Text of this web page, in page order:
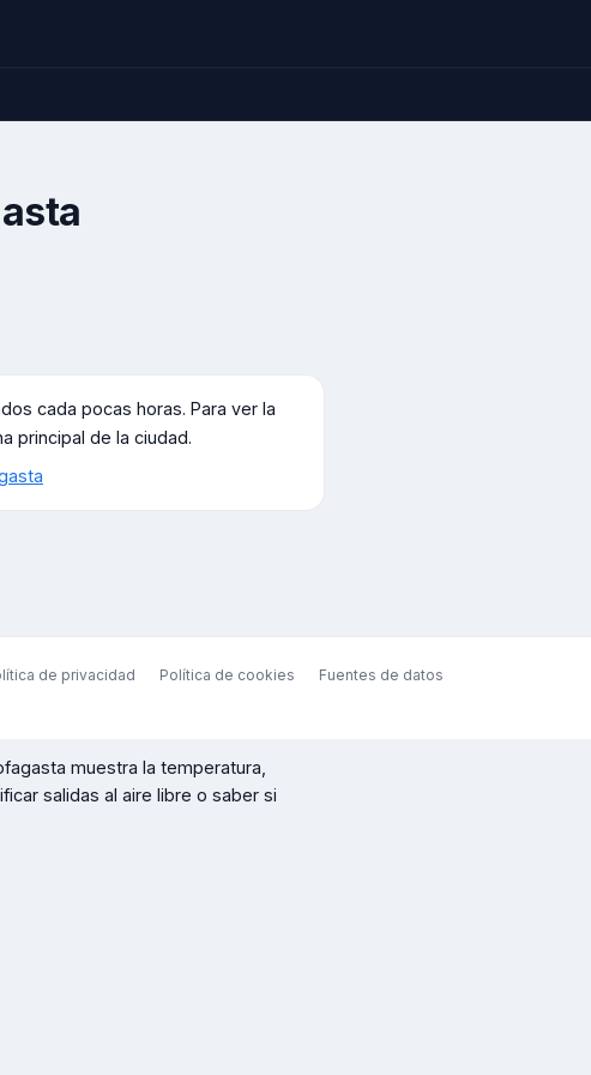
cada pocas horas. Para ver la
principal de la ciudad.
de privacidad Política de cookies Fuentes de datos
muestra la temperatura,
salidas al aire libre o saber si